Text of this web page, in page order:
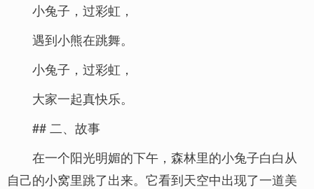
小兔子，过彩虹，
遇到小熊在跳舞。
小兔子，过彩虹，
大家一起真快乐。
## 二、故事
在一个阳光明媚的下午，森林里的小兔子白白从
自己的小窝里跳了出来。它看到天空中出现了一道美